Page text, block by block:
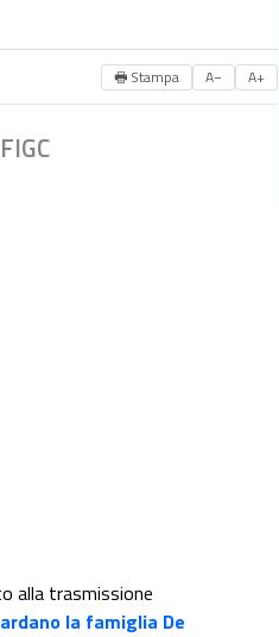
🖶 Stampa A− A+
alla trasmissione
la famiglia De